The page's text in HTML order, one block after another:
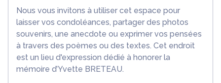
Nous vous invitons à utiliser cet espace pour
laisser vos condoléances, partager des photos
souvenirs, une anecdote ou exprimer vos pensées
à travers des poèmes ou des textes. Cet endroit
est un lieu d'expression dédié à honorer la
mémoire d’Yvette BRETEAU.